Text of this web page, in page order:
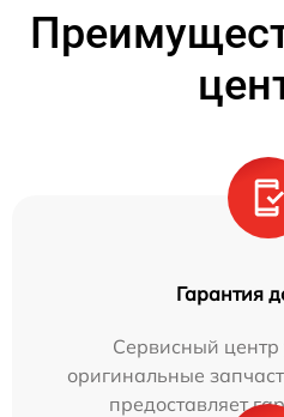
Гарантия
Сервисный центр
оригинальные
предоставляет